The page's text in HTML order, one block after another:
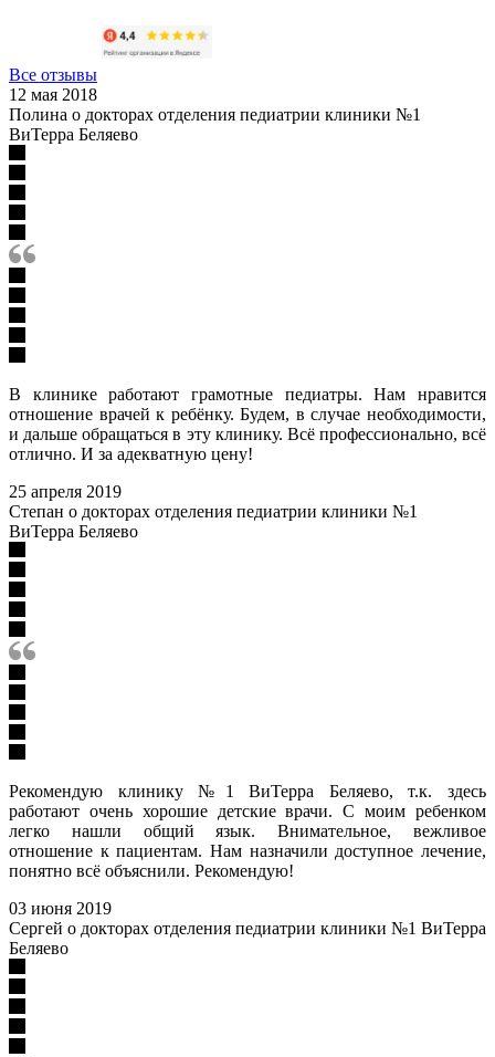
Все отзывы
12 мая 2018
Полина о докторах отделения педиатрии клиники №1
ВиТерра Беляево
В клинике работают грамотные педиатры. Нам нравится
отношение врачей к ребёнку. Будем, в случае необходимости,
и дальше обращаться в эту клинику. Всё профессионально, всё
отлично. И за адекватную цену!
25 апреля 2019
Степан о докторах отделения педиатрии клиники №1
ВиТерра Беляево
Рекомендую клинику №1 ВиТерра Беляево, т.к. здесь
работают очень хорошие детские врачи. С моим ребенком
легко нашли общий язык. Внимательное, вежливое
отношение к пациентам. Нам назначили доступное лечение,
понятно всё объяснили. Рекомендую!
03 июня 2019
Сергей о докторах отделения педиатрии клиники №1 ВиТерра
Беляево